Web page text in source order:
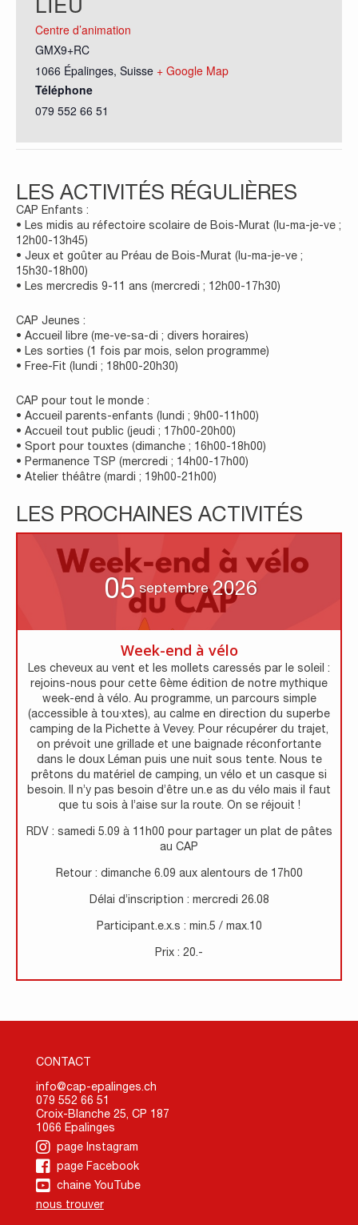
Centre d’animation
GMX9+RC
1066 Épalinges, Suisse + Google Map
Téléphone
079 552 66 51
LES ACTIVITÉS RÉGULIÈRES
CAP Enfants :
• Les midis au réfectoire scolaire de Bois-Murat (lu-ma-je-ve ;
12h00-13h45)
• Jeux et goûter au Préau de Bois-Murat (lu-ma-je-ve ;
15h30-18h00)
• Les mercredis 9-11 ans (mercredi ; 12h00-17h30)
CAP Jeunes :
• Accueil libre (me-ve-sa-di ; divers horaires)
• Les sorties (1 fois par mois, selon programme)
• Free-Fit (lundi ; 18h00-20h30)
CAP pour tout le monde :
• Accueil parents-enfants (lundi ; 9h00-11h00)
• Accueil tout public (jeudi ; 17h00-20h00)
• Sport pour touxtes (dimanche ; 16h00-18h00)
• Permanence TSP (mercredi ; 14h00-17h00)
• Atelier théâtre (mardi ; 19h00-21h00)
LES PROCHAINES ACTIVITÉS
05 septembre 2026
Week-end à vélo
Les cheveux au vent et les mollets caressés par le soleil :
rejoins-nous pour cette 6ème édition de notre mythique
week-end à vélo. Au programme, un parcours simple
(accessible à tou·xtes), au calme en direction du superbe
camping de la Pichette à Vevey. Pour récupérer du trajet,
on prévoit une grillade et une baignade réconfortante
dans le doux Léman puis une nuit sous tente. Nous te
prêtons du matériel de camping, un vélo et un casque si
besoin. Il n’y pas besoin d’être un.e as du vélo mais il faut
que tu sois à l’aise sur la route. On se réjouit !
RDV : samedi 5.09 à 11h00 pour partager un plat de pâtes
au CAP
Retour : dimanche 6.09 aux alentours de 17h00
Délai d’inscription : mercredi 26.08
Participant.e.x.s : min.5 / max.10
Prix : 20.-
CONTACT
info@cap-epalinges.ch
079 552 66 51
Croix-Blanche 25, CP 187
1066 Epalinges
page Instagram
page Facebook
chaine YouTube
nous trouver